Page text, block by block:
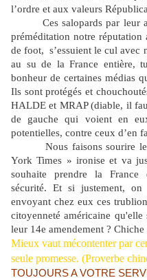
l’ordre et aux valeurs
Ces salopards par leur
préméditation notre
de foot, s’essuient le cul avec
au su de la France entière,
bonheur de certaines médias
Ils sont protégés et
HALDE et MRAP (diable, il
de gauche qui voient en
potentielles, contre ceux d’en
Nous faisons sourire
York Times » ironise et va
souhaite prendre la France
sécurité. Et si justement,
envoyant chez eux ces
citoyenneté américaine qu'elle
leur 14e amendement ? Chiche
Mieux vaut mécontenter par
seule promesse. (Proverbe
TOUJOURS A VOTRE